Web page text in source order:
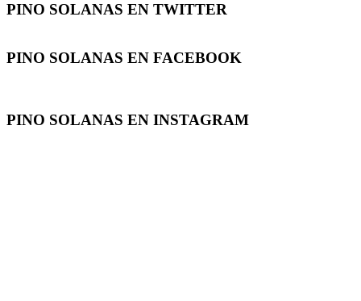
PINO SOLANAS EN TWITTER
PINO SOLANAS EN FACEBOOK
PINO SOLANAS EN INSTAGRAM